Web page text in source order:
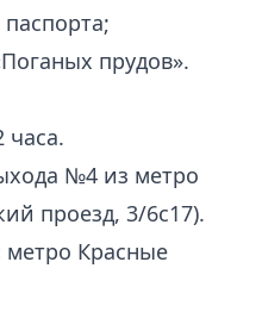
прудов».
часа.
№4 из метро
проезд, 3/6с17).
метро Красные